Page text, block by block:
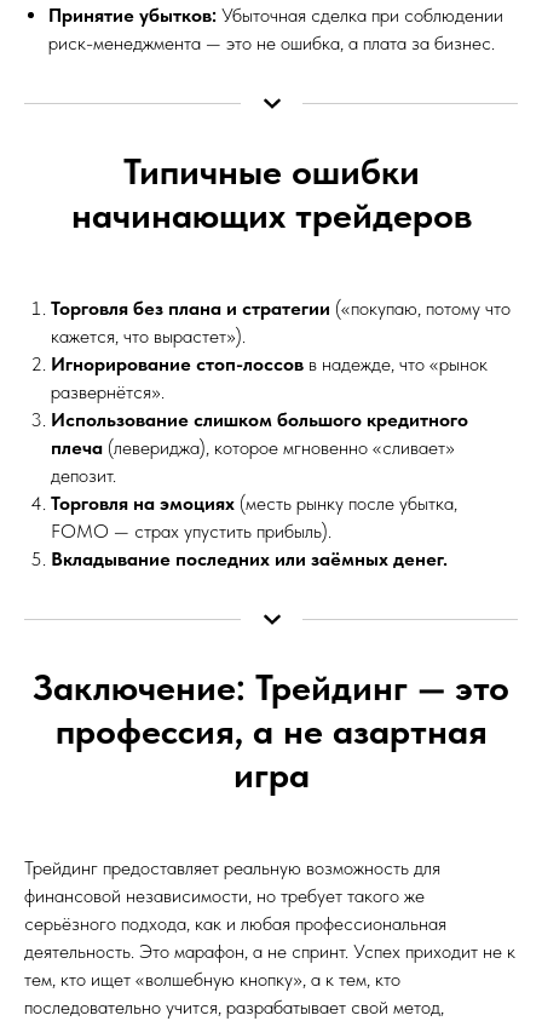
Принятие убытков: Убыточная сделка при соблюдении
риск-менеджмента — это не ошибка, а плата за бизнес.
Типичные ошибки
начинающих трейдеров
Торговля без плана и стратегии («покупаю, потому что
кажется, что вырастет»).
Игнорирование стоп-лоссов в надежде, что «рынок
развернётся».
Использование слишком большого кредитного
плеча (левериджа), которое мгновенно «сливает»
депозит.
Торговля на эмоциях (месть рынку после убытка,
FOMO — страх упустить прибыль).
Вкладывание последних или заёмных денег.
Заключение: Трейдинг — это
профессия, а не азартная
игра
Трейдинг предоставляет реальную возможность для
финансовой независимости, но требует такого же
серьёзного подхода, как и любая профессиональная
деятельность. Это марафон, а не спринт. Успех приходит не к
тем, кто ищет «волшебную кнопку», а к тем, кто
последовательно учится, разрабатывает свой метод,